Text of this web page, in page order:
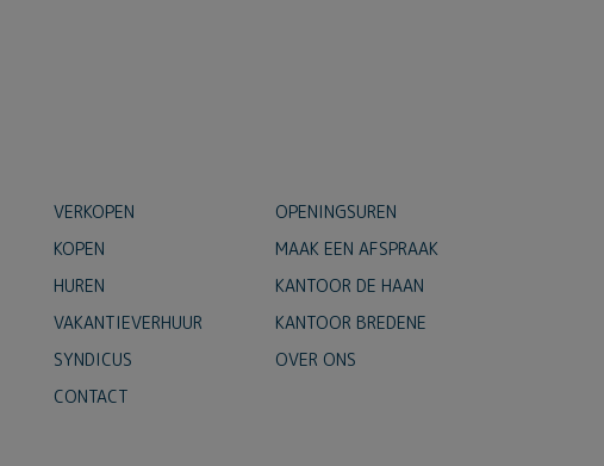
VERKOPEN
KOPEN
HUREN
VAKANTIEVERHUUR
SYNDICUS
CONTACT
OPENINGSUREN
MAAK EEN AFSPRAAK
KANTOOR DE HAAN
KANTOOR BREDENE
OVER ONS